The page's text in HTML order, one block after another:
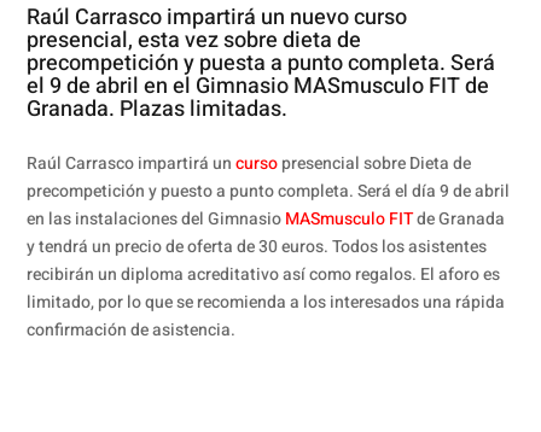
Raúl Carrasco impartirá un nuevo curso
presencial, esta vez sobre dieta de
precompetición y puesta a punto completa. Será
el 9 de abril en el Gimnasio MASmusculo FIT de
Granada. Plazas limitadas.
Raúl Carrasco impartirá uncursopresencial sobre Dieta de
precompetición y puesto a punto completa. Será el día 9 de abril
en las instalaciones del GimnasioMASmusculo FITde Granada
y tendrá un precio de oferta de 30 euros. Todos los asistentes
recibirán un diploma acreditativo así como regalos. El aforo es
limitado, por lo que se recomienda a los interesados una rápida
confirmación de asistencia.